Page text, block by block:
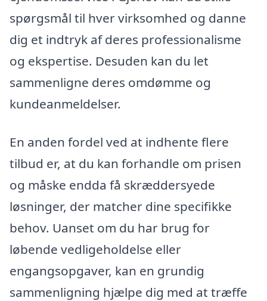
spørgsmål til hver virksomhed og danne
dig et indtryk af deres professionalisme
og ekspertise. Desuden kan du let
sammenligne deres omdømme og
kundeanmeldelser.
En anden fordel ved at indhente flere
tilbud er, at du kan forhandle om prisen
og måske endda få skræddersyede
løsninger, der matcher dine specifikke
behov. Uanset om du har brug for
løbende vedligeholdelse eller
engangsopgaver, kan en grundig
sammenligning hjælpe dig med at træffe